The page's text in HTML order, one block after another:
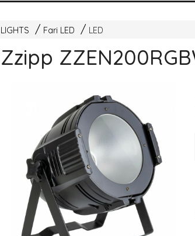
LIGHTS Fari LED LED
Zzipp